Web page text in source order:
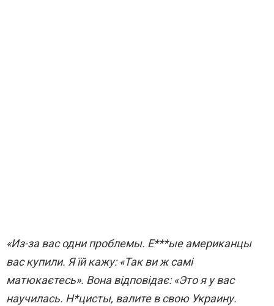
«Из-за вас одни проблемы. Е***ые американцы
вас купили. Я їй кажу: «Так ви ж самі
матюкаєтесь». Вона відповідає: «Это я у вас
научилась. Н*цисты, валите в свою Украину.